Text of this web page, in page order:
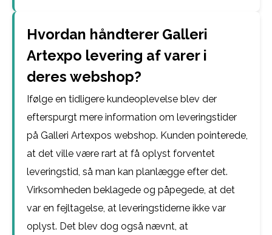
Hvordan håndterer Galleri
Artexpo levering af varer i
deres webshop?
Ifølge en tidligere kundeoplevelse blev der
efterspurgt mere information om leveringstider
på Galleri Artexpos webshop. Kunden pointerede,
at det ville være rart at få oplyst forventet
leveringstid, så man kan planlægge efter det.
Virksomheden beklagede og påpegede, at det
var en fejltagelse, at leveringstiderne ikke var
oplyst. Det blev dog også nævnt, at